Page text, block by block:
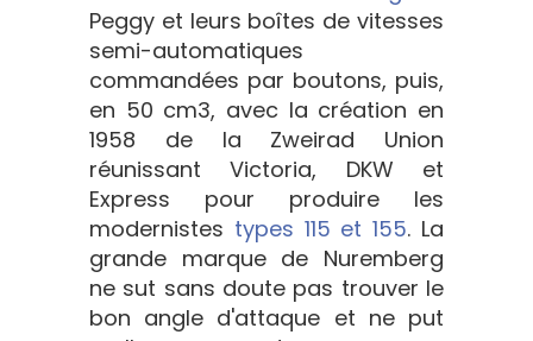
Peggy et leurs boîtes de vitesses
semi-automatiques
commandées par boutons, puis,
en 50 cm3, avec la création en
1958 de la Zweirad Union
réunissant Victoria, DKW et
Express pour produire les
modernistes types 115 et 155. La
grande marque de Nuremberg
ne sut sans doute pas trouver le
bon angle d'attaque et ne put